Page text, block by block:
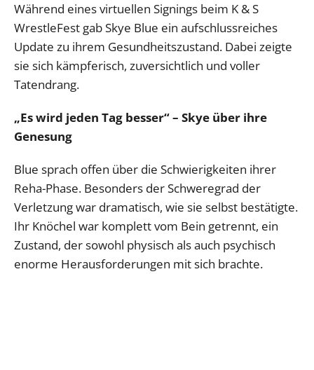
Während eines virtuellen Signings beim K & S
WrestleFest gab Skye Blue ein aufschlussreiches
Update zu ihrem Gesundheitszustand. Dabei zeigte
sie sich kämpferisch, zuversichtlich und voller
Tatendrang.
„Es wird jeden Tag besser“– Skye über ihre
Genesung
Blue sprach offen über die Schwierigkeiten ihrer
Reha-Phase. Besonders der Schweregrad der
Verletzung war dramatisch, wie sie selbst bestätigte.
Ihr Knöchel war komplett vom Bein getrennt, ein
Zustand, der sowohl physisch als auch psychisch
enorme Herausforderungen mit sich brachte.